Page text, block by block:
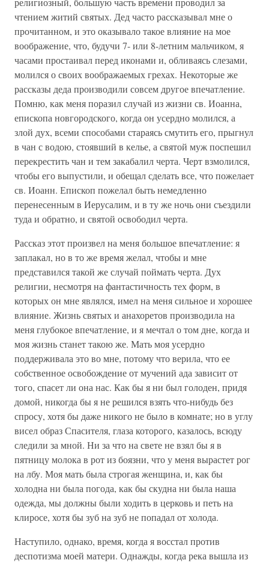
чтением житий святых. Дед часто рассказывал мне о
прочитанном, и это оказывало такое влияние на мое
воображение, что, будучи 7- или 8-летним мальчиком, я
часами простаивал перед иконами и, обливаясь слезами,
молился о своих воображаемых грехах. Некоторые же
рассказы деда производили совсем другое впечатление.
Помню, как меня поразил случай из жизни св. Иоанна,
епископа новгородского, когда он усердно молился, а
злой дух, всеми способами стараясь смутить его, прыгнул
в чан с водою, стоявший в келье, а святой муж поспешил
перекрестить чан и тем закабалил черта. Черт взмолился,
чтобы его выпустили, и обещал сделать все, что пожелает
св. Иоанн. Епископ пожелал быть немедленно
перенесенным в Иерусалим, и в ту же ночь они съездили
туда и обратно, и святой освободил черта.
Рассказ этот произвел на меня большое впечатление: я
заплакал, но в то же время желал, чтобы и мне
представился такой же случай поймать черта. Дух
религии, несмотря на фантастичность тех форм, в
которых он мне являлся, имел на меня сильное и хорошее
влияние. Жизнь святых и анахоретов производила на
меня глубокое впечатление, и я мечтал о том дне, когда и
моя жизнь станет такою же. Мать моя усердно
поддерживала это во мне, потому что верила, что ее
собственное освобождение от мучений ада зависит от
того, спасет ли она нас. Как бы я ни был голоден, придя
домой, никогда бы я не решился взять что-нибудь без
спросу, хотя бы даже никого не было в комнате; но в углу
висел образ Спасителя, глаза которого, казалось, всюду
следили за мной. Ни за что на свете не взял бы я в
пятницу молока в рот из боязни, что у меня вырастет рог
на лбу. Моя мать была строгая женщина, и, как бы
холодна ни была погода, как бы скудна ни была наша
одежда, мы должны были ходить в церковь и петь на
клиросе, хотя бы зуб на зуб не попадал от холода.
Наступило, однако, время, когда я восстал против
деспотизма моей матери. Однажды, когда река вышла из